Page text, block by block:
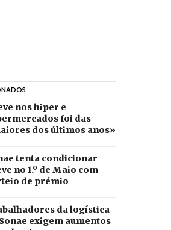
nos hiper e
foi das
dos últimos anos»
tenta condicionar
no 1.º de Maio com
de prémio
da logística
exigem aumentos